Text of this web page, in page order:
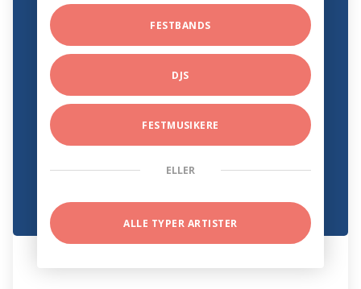
FESTBANDS
DJS
FESTMUSIKERE
ELLER
ALLE TYPER ARTISTER